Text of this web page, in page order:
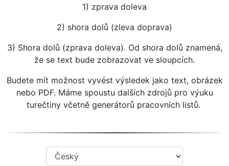
1) zprava doleva
2) shora dolů (zleva doprava)
3) Shora dolů (zprava doleva). Od shora dolů znamená,
že se text bude zobrazovat ve sloupcích.
Budete mít možnost vyvést výsledek jako text, obrázek
nebo PDF. Máme spoustu dalších zdrojů pro výuku
turečtiny včetně generátorů pracovních listů.